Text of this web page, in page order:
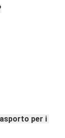
per i